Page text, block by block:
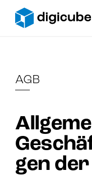
Inhalt
AGB
gen